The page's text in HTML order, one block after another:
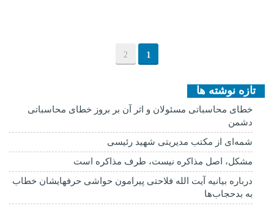
1
2
تازه نوشته ها
خطای محاسباتی مسئولان و اثر آن بر بروز خطای محاسباتی
دشمن
شمه‌ای از مکتب مدیریتی شهید رئیسی
مشکل، اصل مذاکره نیست، طرف مذاکره است
درباره بیانیه آیت الله فلاحتی پیرامون حواشی حرفهایشان خطاب
به بدحجاب‌ها